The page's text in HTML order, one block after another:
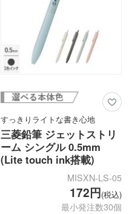
すっきりライトな書き心地
三菱鉛筆 ジェットストリ
ーム シングル 0.5mm
(Lite touch ink搭載)
MISXN-LS-05
172円(税込)
最小発注数30個